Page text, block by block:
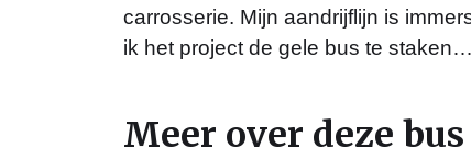
carrosserie. Mijn aandrijflijn is
ik het project de gele bus te
Meer over deze bus